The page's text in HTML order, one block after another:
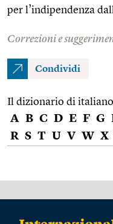
per l’indipendenza
Correzioni e
Condividi
Il dizionario di
A B C D E F G
R S T U V W X